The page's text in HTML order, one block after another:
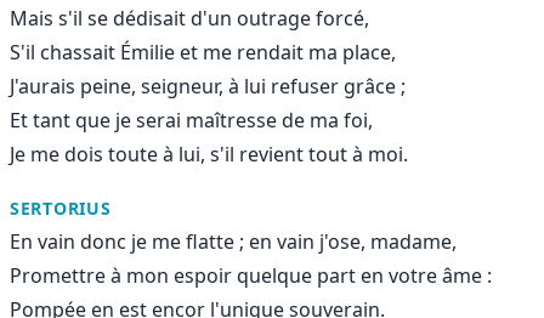
Mais s'il se dédisait d'un outrage forcé,
S'il chassait Émilie et me rendait ma place,
J'aurais peine, seigneur, à lui refuser grâce ;
Et tant que je serai maîtresse de ma foi,
Je me dois toute à lui, s'il revient tout à moi.
SERTORIUS
En vain donc je me flatte ; en vain j'ose, madame,
Promettre à mon espoir quelque part en votre âme :
Pompée en est encor l'unique souverain.